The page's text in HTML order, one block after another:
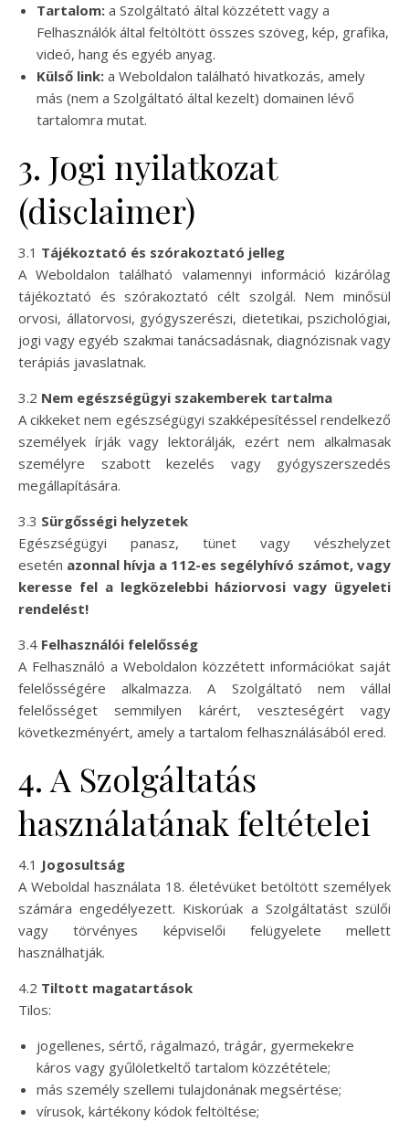
Tartalom: a Szolgáltató által közzétett vagy a
Felhasználók által feltöltött összes szöveg, kép, grafika,
videó, hang és egyéb anyag.
Külső link: a Weboldalon található hivatkozás, amely
más (nem a Szolgáltató által kezelt) domainen lévő
tartalomra mutat.
3. Jogi nyilatkozat
(disclaimer)
3.1 Tájékoztató és szórakoztató jelleg
A Weboldalon található valamennyi információ kizárólag
tájékoztató és szórakoztató célt szolgál. Nem minősül
orvosi, állatorvosi, gyógyszerészi, dietetikai, pszichológiai,
jogi vagy egyéb szakmai tanácsadásnak, diagnózisnak vagy
terápiás javaslatnak.
3.2 Nem egészségügyi szakemberek tartalma
A cikkeket nem egészségügyi szakképesítéssel rendelkező
személyek írják vagy lektorálják, ezért nem alkalmasak
személyre szabott kezelés vagy gyógyszerszedés
megállapítására.
3.3 Sürgősségi helyzetek
Egészségügyi panasz, tünet vagy vészhelyzet
esetén azonnal hívja a 112-es segélyhívó számot, vagy
keresse fel a legközelebbi háziorvosi vagy ügyeleti
rendelést!
3.4 Felhasználói felelősség
A Felhasználó a Weboldalon közzétett információkat saját
felelősségére alkalmazza. A Szolgáltató nem vállal
felelősséget semmilyen kárért, veszteségért vagy
következményért, amely a tartalom felhasználásából ered.
4. A Szolgáltatás
használatának feltételei
4.1 Jogosultság
A Weboldal használata 18. életévüket betöltött személyek
számára engedélyezett. Kiskorúak a Szolgáltatást szülői
vagy törvényes képviselői felügyelete mellett
használhatják.
4.2 Tiltott magatartások
Tilos:
jogellenes, sértő, rágalmazó, trágár, gyermekekre
káros vagy gyűlöletkeltő tartalom közzététele;
más személy szellemi tulajdonának megsértése;
vírusok, kártékony kódok feltöltése;